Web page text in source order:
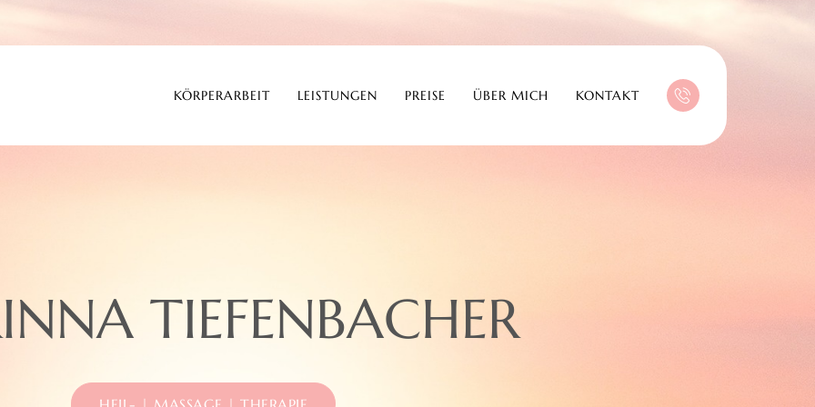
KÖRPERARBEIT LEISTUNGEN PREISE ÜBER MICH KONTAKT
TIEFENBACHER